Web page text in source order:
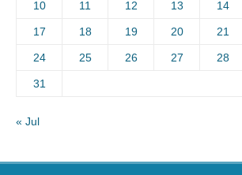
10 11 12 13 14
17 18 19 20 21
24 25 26 27 28
31
« Jul